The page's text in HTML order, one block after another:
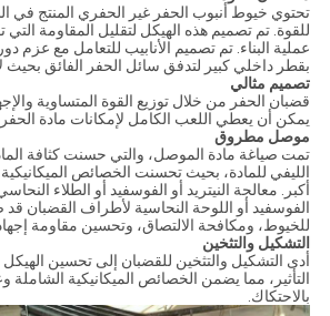
تحتوي خيوط أنبوب الحفر غير الحفري المنتج في
للقوة. تم تصميم هذه الهيكل لتقليل المقاومة التي
عملية البناء. تم تصميم الأنابيب للتعامل مع عزم
بقطر داخلي كبير لتدفق سائل الحفر الفائق بحيث
تصميم مثالي
قضبان الحفر من خلال توزيع القوة المتساوية
يمكن أن يعطي اللعب الكامل لإمكانات مادة
موصل مطروق
تمت صياغة مادة الموصل، والتي حسنت كثافة
الليفي للمادة، بحيث تحسنت الخصائص
أكبر. معالجة النيتريد أو الفوسفيد أو الطلاء
الفوسفيد أو اللوحة النحاسية لأطراف القضبان
للخيوط، ومكافحة الالتصاق، وتحسين مقاومة
التشكيل والتثخين
أدى التشكيل والتثخين للقضبان إلى تحسين الهيكل
التأثير، مما يضمن الخصائص الميكانيكية الشاملة
بالاحتكاك.